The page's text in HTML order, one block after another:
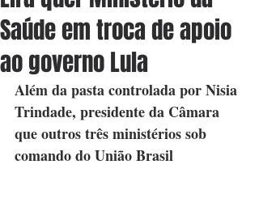
Saúde em troca de apoio
ao governo Lula
Além da pasta controlada por Nisia
Trindade, presidente da Câmara
que outros três ministérios sob
comando do União Brasil